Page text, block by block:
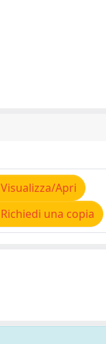
Visualizza/Apri
Richiedi una copia